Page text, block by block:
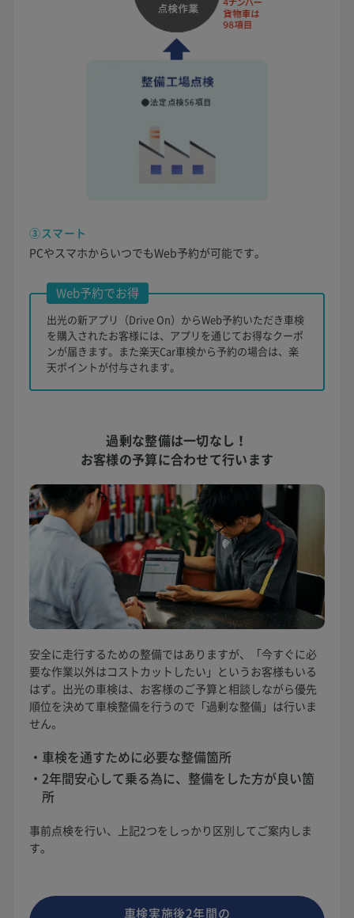
③スマート
PCやスマホからいつでもWeb予約が可能です。
Web予約でお得
出光の新アプリ（Drive On）からWeb予約いただき車検
を購入されたお客様には、アプリを通じてお得なクーポ
ンが届きます。また楽天Car車検から予約の場合は、楽
天ポイントが付与されます。
過剰な整備は一切なし！
お客様の予算に合わせて行います
安全に走行するための整備ではありますが、「今すぐに必
要な作業以外はコストカットしたい」というお客様もいる
はず。出光の車検は、お客様のご予算と相談しながら優先
順位を決めて車検整備を行うので「過剰な整備」は行いま
せん。
車検を通すために必要な整備箇所
2年間安心して乗る為に、整備をした方が良い箇
所
事前点検を行い、上記2つをしっかり区別してご案内しま
す。
車検実施後2年間の